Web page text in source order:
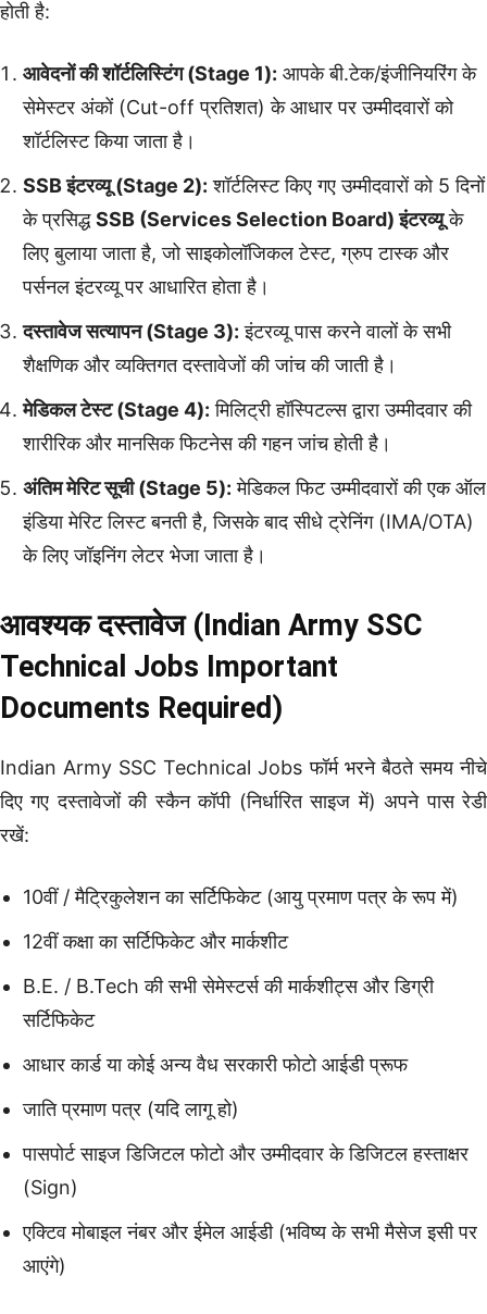
होती है:
आवेदनों की शॉर्टलिस्टिंग (Stage 1): आपके बी.टेक/इंजीनियरिंग के
सेमेस्टर अंकों (Cut-off प्रतिशत) के आधार पर उम्मीदवारों को
शॉर्टलिस्ट किया जाता है।
SSB इंटरव्यू (Stage 2): शॉर्टलिस्ट किए गए उम्मीदवारों को 5 दिनों
के प्रसिद्धSSB (Services Selection Board) इंटरव्यूके
लिए बुलाया जाता है, जो साइकोलॉजिकल टेस्ट, ग्रुप टास्क और
पर्सनल इंटरव्यू पर आधारित होता है।
दस्तावेज सत्यापन (Stage 3): इंटरव्यू पास करने वालों के सभी
शैक्षणिक और व्यक्तिगत दस्तावेजों की जांच की जाती है।
मेडिकल टेस्ट (Stage 4): मिलिट्री हॉस्पिटल्स द्वारा उम्मीदवार की
शारीरिक और मानसिक फिटनेस की गहन जांच होती है।
अंतिम मेरिट सूची (Stage 5): मेडिकल फिट उम्मीदवारों की एक ऑल
इंडिया मेरिट लिस्ट बनती है, जिसके बाद सीधे ट्रेनिंग (IMA/OTA)
के लिए जॉइनिंग लेटर भेजा जाता है।
आवश्यक दस्तावेज (Indian Army SSC
Technical Jobs Important
Documents Required)
Indian Army SSC Technical Jobs फॉर्म भरने बैठते समय नीचे
दिए गए दस्तावेजों की स्कैन कॉपी (निर्धारित साइज में) अपने पास रेडी
रखें:
10वीं / मैट्रिकुलेशन का सर्टिफिकेट (आयु प्रमाण पत्र के रूप में)
12वीं कक्षा का सर्टिफिकेट और मार्कशीट
B.E. / B.Tech की सभी सेमेस्टर्स की मार्कशीट्स और डिग्री
सर्टिफिकेट
आधार कार्ड या कोई अन्य वैध सरकारी फोटो आईडी प्रूफ
जाति प्रमाण पत्र (यदि लागू हो)
पासपोर्ट साइज डिजिटल फोटो और उम्मीदवार के डिजिटल हस्ताक्षर
(Sign)
एक्टिव मोबाइल नंबर और ईमेल आईडी (भविष्य के सभी मैसेज इसी पर
आएंगे)